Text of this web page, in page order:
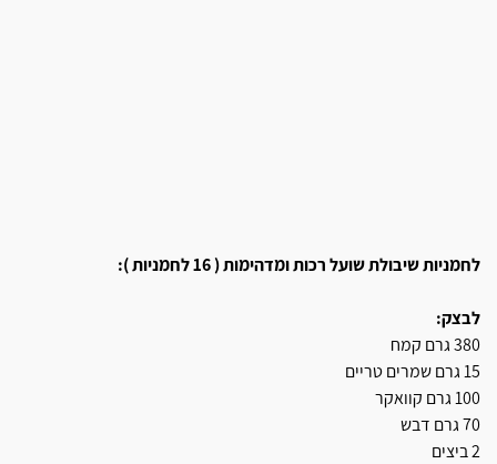
לחמניות שיבולת שועל רכות ומדהימות ( 16 לחמניות ):
לבצק:
380 גרם קמח
15 גרם שמרים טריים
100 גרם קוואקר
70 גרם דבש
2 ביצים